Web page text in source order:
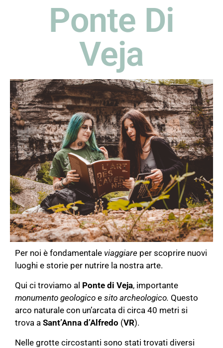
Ponte Di
Veja
Per noi è fondamentale viaggiare per scoprire nuovi
luoghi e storie per nutrire la nostra arte.
Qui ci troviamo al Ponte di Veja, importante
monumento geologico e sito archeologico. Questo
arco naturale con un’arcata di circa 40 metri si
trova a Sant’Anna d’Alfredo (VR).
Nelle grotte circostanti sono stati trovati diversi